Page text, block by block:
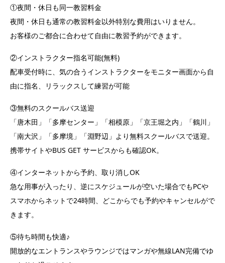
①夜間・休日も同一教習料金
夜間・休日も通常の教習料金以外特別な費用はいりません。
お客様のご都合に合わせて自由に教習予約ができます。
②インストラクター指名可能(無料)
配車受付時に、気の合うインストラクターをモニター画面から自
由に指名、リラックスして練習が可能
③無料のスクールバス送迎
「唐木田」「多摩センター」「相模原」「京王堀之内」「鶴川」
「南大沢」「多摩境」「淵野辺」より無料スクールバスで送迎。
携帯サイトやBUS GET サービスからも確認OK。
④インターネットから予約、取り消しOK
急な用事が入ったり、逆にスケジュールが空いた場合でもPCや
スマホからネットで24時間、どこからでも予約やキャンセルがで
きます。
⑤待ち時間も快適♪
開放的なエントランスやラウンジではマンガや無線LAN完備でゆ